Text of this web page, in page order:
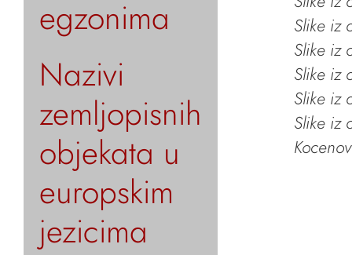
egzonima
Nazivi
zemljopisnih
objekata u
europskim
jezicima
Slike iz
Slike iz
Slike iz
Slike iz
Slike iz